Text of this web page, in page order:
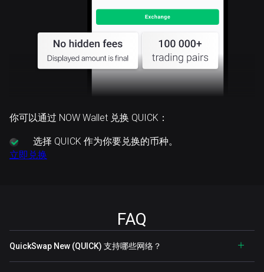
你可以通过 NOW Wallet 兑换 QUICK：
选择 QUICK 作为你要兑换的币种。
立即兑换
FAQ
QuickSwap New (QUICK) 支持哪些网络？